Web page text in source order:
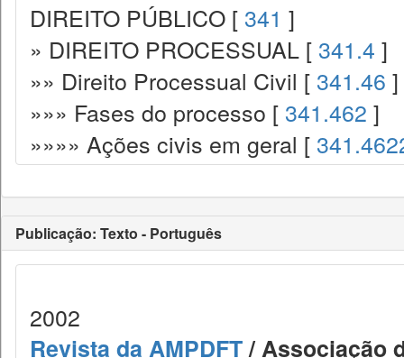
DIREITO PÚBLICO [ 341 ]
» DIREITO PROCESSUAL [ 341.4 ]
»» Direito Processual Civil [ 341.46 ]
»»» Fases do processo [ 341.462 ]
»»»» Ações civis em geral [
Publicação: Texto - Português
2002
Revista da AMPDFT/ Associação